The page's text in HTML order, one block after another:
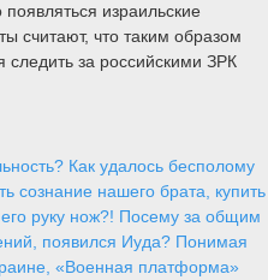
израильские
считают, что таким образом
за российскими ЗРК
Как удалось бесполому
сознание нашего брата, купить
его руку нож?! Посему за общим
появился Иуда? Понимая
«Военная платформа»